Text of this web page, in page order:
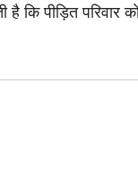
पीड़ित परिवार